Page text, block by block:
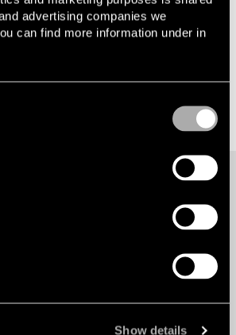
advertising companies we
can find more information under in
Show details